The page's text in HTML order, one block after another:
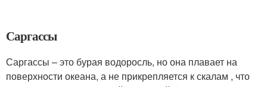
Саргассы
Саргассы – это бурая водоросль, но она плавает на
поверхности океана, а не прикрепляется к скалам , что